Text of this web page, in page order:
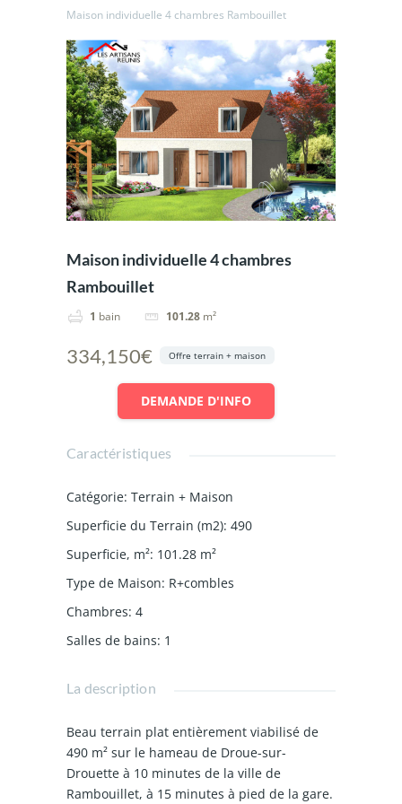
Maison individuelle 4 chambres Rambouillet
Maison individuelle 4 chambres
Rambouillet
1 bain 101.28 m²
334,150€ Offre terrain + maison
DEMANDE D'INFO
Caractéristiques
Catégorie: Terrain + Maison
Superficie du Terrain (m2): 490
Superficie, m²: 101.28 m²
Type de Maison: R+combles
Chambres: 4
Salles de bains: 1
La description
Beau terrain plat entièrement viabilisé de
490 m² sur le hameau de Droue-sur-
Drouette à 10 minutes de la ville de
Rambouillet, à 15 minutes à pied de la gare.